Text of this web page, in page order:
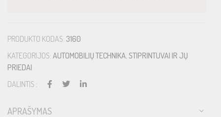
PRODUKTO KODAS: 3160
KATEGORIJOS: AUTOMOBILIŲ TECHNIKA, STIPRINTUVAI IR JŲ
PRIEDAI
DALINTIS :
APRAŠYMAS